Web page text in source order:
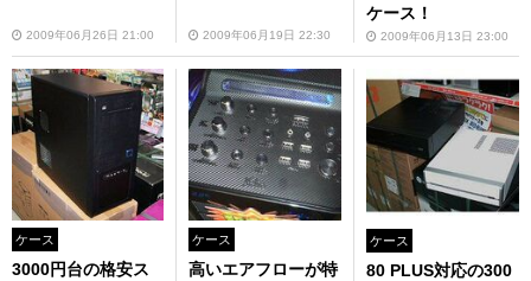
2009年06月26日 21:00 2009年06月19日 22:30
ケース！
2009年06月13日 23:00
ケース
3000円台の格安ス
ケース
高いエアフローが特
ケース
80 PLUS対応の300